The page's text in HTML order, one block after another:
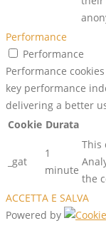
Performance
Performance
Performance
key performance
delivering a better
Cookie Durata
_gat
1
minute
This
the
ACCETTA E SALVA
Powered by